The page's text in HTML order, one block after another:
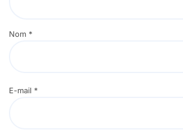
Nom *
E-mail *